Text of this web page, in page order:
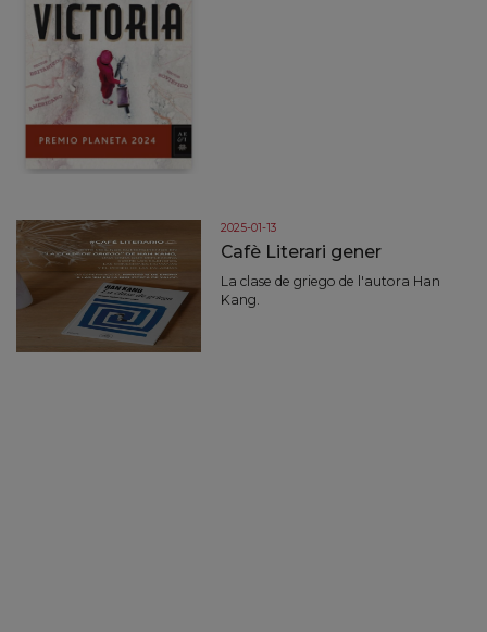
2025-01-13
Cafè Literari gener
La clase de griego de l'autora Han
Kang.